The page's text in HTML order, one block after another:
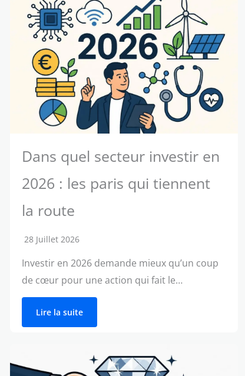
Dans quel secteur investir en
2026 : les paris qui tiennent
la route
28 Juillet 2026
Investir en 2026 demande mieux qu’un coup
de cœur pour une action qui fait le…
Lire la suite